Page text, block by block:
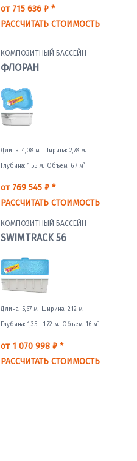
от 715 636 ₽ *
РАССЧИТАТЬ СТОИМОСТЬ
КОМПОЗИТНЫЙ БАССЕЙН
ФЛОРАН
Длина: 4,08 м. Ширина: 2,78 м.
Глубина: 1,55 м. Объем: 6,7 м3
от 769 545 ₽ *
РАССЧИТАТЬ СТОИМОСТЬ
КОМПОЗИТНЫЙ БАССЕЙН
SWIMTRACK 56
Длина: 5,67 м. Ширина: 2.12 м.
Глубина: 1,35 - 1,72 м. Объем: 16 м3
от 1 070 998 ₽ *
РАССЧИТАТЬ СТОИМОСТЬ